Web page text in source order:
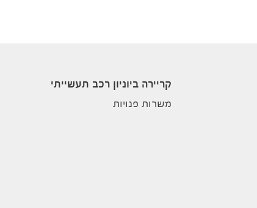
קריירה ביוניון רכב תעשייתי
משרות פנויות